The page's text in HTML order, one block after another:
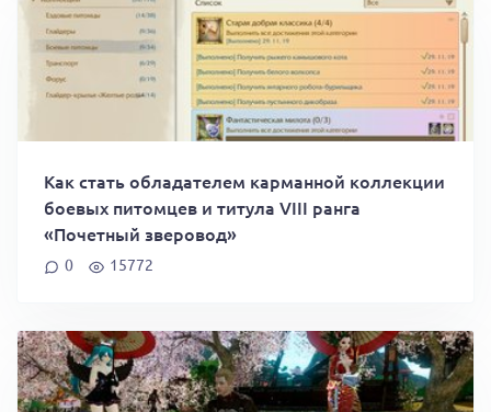
Как стать обладателем карманной коллекции
боевых питомцев и титула VIII ранга
«Почетный зверовод»
0 15772